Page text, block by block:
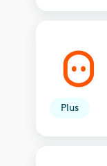
Plus